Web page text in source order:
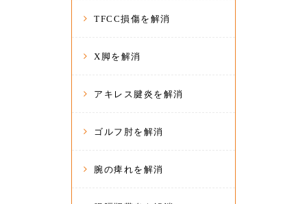
TFCC損傷を解消
X脚を解消
アキレス腱炎を解消
ゴルフ肘を解消
腕の痺れを解消